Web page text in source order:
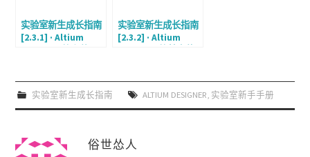
实验室新生成长指南
[2.3.1] · Altium
实验室新生成长指南
[2.3.2] · Altium
实验室新生成长指南 ALTIUM DESIGNER 实验室新手手册
俗世怂人